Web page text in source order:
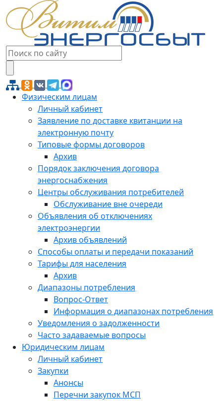
Физическим лицам
Личный кабинет
Заявление по доставке квитанции на
электронную почту
Типовые формы договоров
Архив
Порядок заключения договора
энергоснабжения
Центры обслуживания потребителей
Обслуживание вне очереди
Объявления об отключениях
электроэнергии
Архив объявлений
Способы оплаты и передачи показаний
Тарифы для населения
Архив
Диапазоны потребления
Вопрос-Ответ
Информация о диапазонах потребления
Уведомления о задолженности
Часто задаваемые вопросы
Юридическим лицам
Личный кабинет
Закупки
Анонсы
Перечни закупок МСП